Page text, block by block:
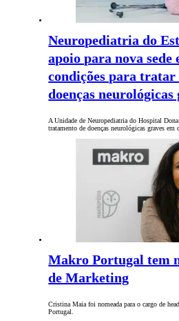
Neuropediatria do
apoio para nova sede
condições para tratar
doenças neurológicas
A Unidade de Neuropediatria do Hospital
tratamento de doenças neurológicas graves
Makro Portugal tem
de Marketing
Cristina Maia foi nomeada para o cargo de
Portugal.